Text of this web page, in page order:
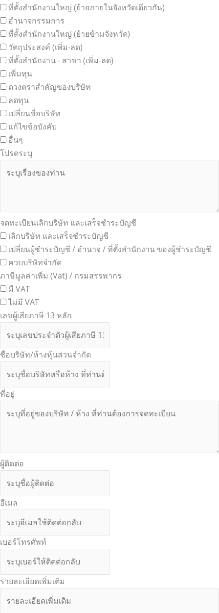
ที่ตั้งสำนักงานใหญ่ (ย้ายภายในจังหวัดเดียวกัน)
อำนาจกรรมการ
ที่ตั้งสำนักงานใหญ่ (ย้ายข้ามจังหวัด)
วัตถุประสงค์ (เพิ่ม-ลด)
ที่ตั้งสำนักงาน - สาขา (เพิ่ม-ลด)
เพิ่มทุน
ดวงตราสำคัญของบริษัท
ลดทุน
เปลี่ยนชื่อบริษัท
แก้ไขข้อบังคับ
อื่นๆ
โปรดระบุ
จดทะเบียนเลิกบริษัท และเสร็จชำระบัญชี
เลิกบริษัท และเสร็จชำระบัญชี
เปลี่ยนผู้ชำระบัญชี / อำนาจ / ที่ตั้งสำนักงาน ของผู้ชำระบัญชี
ควบบริษัทจำกัด
ภาษีมูลค่าเพิ่ม (Vat) / กรมสรรพากร
มี VAT
ไม่มี VAT
เลขผู้เสียภาษี 13 หลัก
ชื่อบริษัท/ห้างหุ้นส่วนจำกัด
ที่อยู่
ผู้ติดต่อ
อีเมล
เบอร์โทรศัพท์
รายละเอียดเพิ่มเติม